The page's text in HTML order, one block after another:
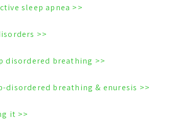
<< Mouth breathing & obstructive sleep apnea
<< Oral breathing & speech disorders
<< Nocturnal enuresis & sleep disordered breathing
<< Association between sleep-disordered breathing & enuresis
<< Bedwetting: Causes & fixing it